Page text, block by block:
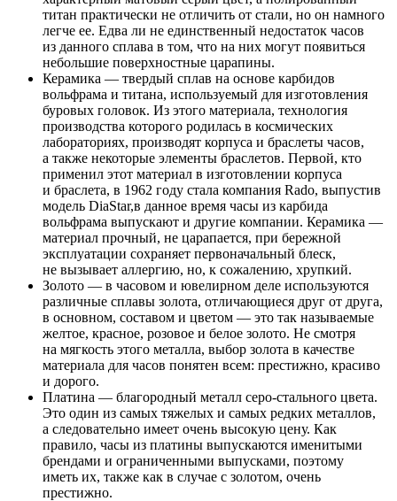
титан практически не отличить от стали, но он намного
легче ее. Едва ли не единственный недостаток часов
из данного сплава в том, что на них могут появиться
небольшие поверхностные царапины.
Керамика — твердый сплав на основе карбидов
вольфрама и титана, используемый для изготовления
буровых головок. Из этого материала, технология
производства которого родилась в космических
лабораториях, производят корпуса и браслеты часов,
а также некоторые элементы браслетов. Первой, кто
применил этот материал в изготовлении корпуса
и браслета, в 1962 году стала компания Rado, выпустив
модель DiaStar,в данное время часы из карбида
вольфрама выпускают и другие компании. Керамика —
материал прочный, не царапается, при бережной
эксплуатации сохраняет первоначальный блеск,
не вызывает аллергию, но, к сожалению, хрупкий.
Золото — в часовом и ювелирном деле используются
различные сплавы золота, отличающиеся друг от друга,
в основном, составом и цветом — это так называемые
желтое, красное, розовое и белое золото. Не смотря
на мягкость этого металла, выбор золота в качестве
материала для часов понятен всем: престижно, красиво
и дорого.
Платина — благородный металл серо-стального цвета.
Это один из самых тяжелых и самых редких металлов,
а следовательно имеет очень высокую цену. Как
правило, часы из платины выпускаются именитыми
брендами и ограниченными выпусками, поэтому
иметь их, также как в случае с золотом, очень
престижно.